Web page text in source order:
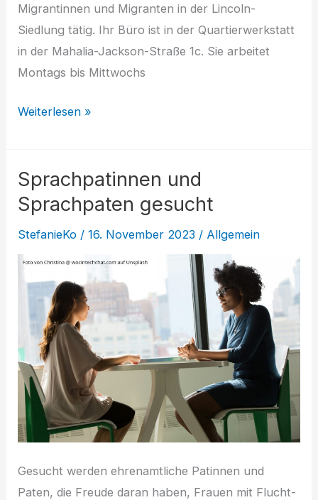
Migrantinnen und Migranten in der Lincoln-
Siedlung tätig. Ihr Büro ist in der Quartierwerkstatt
in der Mahalia-Jackson-Straße 1c. Sie arbeitet
Montags bis Mittwochs
Migrationsberatung
Weiterlesen »
Sprachpatinnen und
Sprachpaten gesucht
StefanieKo /16. November 2023 / Allgemein
Gesucht werden ehrenamtliche Patinnen und
Paten, die Freude daran haben, Frauen mit Flucht-